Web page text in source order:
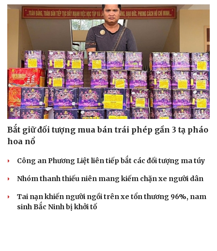
Bắt giữ đối tượng mua bán trái phép gần 3 tạ pháo
hoa nổ
Công an Phương Liệt liên tiếp bắt các đối tượng ma túy
Nhóm thanh thiếu niên mang kiếm chặn xe người dân
Tai nạn khiến người ngồi trên xe tổn thương 96%, nam
sinh Bắc Ninh bị khởi tố